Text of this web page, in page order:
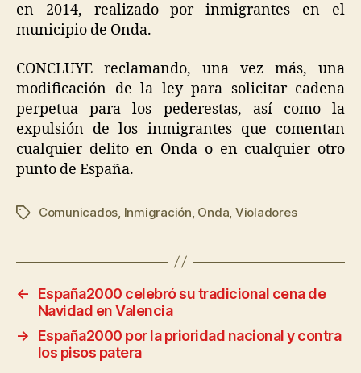
en 2014, realizado por inmigrantes en el
municipio de Onda.
CONCLUYE reclamando, una vez más, una
modificación de la ley para solicitar cadena
perpetua para los pederestas, así como la
expulsión de los inmigrantes que comentan
cualquier delito en Onda o en cualquier otro
punto de España.
Comunicados Inmigración Onda Violadores
←
España2000 celebró su tradicional cena de
Navidad en Valencia
→
España2000 por la prioridad nacional y contra
los pisos patera